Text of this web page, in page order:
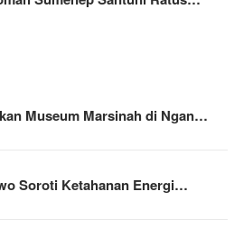
Museum Marsinah di Ngan…
Soroti Ketahanan Energi…